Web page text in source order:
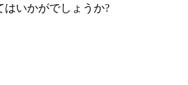
いかがでしょうか?